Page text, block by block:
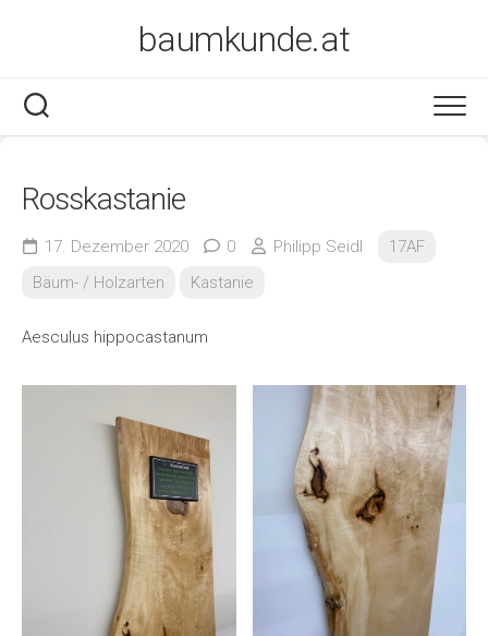
baumkunde.at
Rosskastanie
17. Dezember 2020 0 Philipp Seidl
17AF
Bäum- / Holzarten
Kastanie
Aesculus hippocastanum